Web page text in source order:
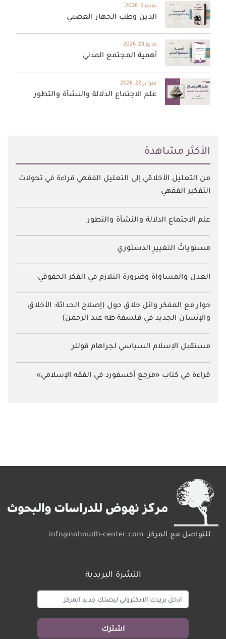
يونيو 5, 2026
الدين وطب الجهاز العصبي
مايو 23, 2026
أهمية المجتمع المدني
فبراير 22, 2026
علم الاجتماع الدلالة والنشأة والتطور
اﻷكثر مشاهدة
من التعليل الأخلاقي إلى التعليل الفقهي قراءة في تحولات
التفكير الفقهي
علم الاجتماع الدلالة والنشأة والتطور
مستوياتُ التغييرِ الدستوري
العدل والمساواة وضرورة التلازم في الفكر الحقوقي
حوار مع المفكر وائل حلاق حول (إصلاح الحداثة: الأخلاق
والإنسان الجديد في فلسفة طه عبد الرحمن)
مستقبل الإسلام السياسي لجراهام فوللر
قراءة في كتاب «مرجع أكسفورد في الفقه الإسلامي»
للتواصل مع المركز: info@nohoudh-center.com
النشرة البريدية